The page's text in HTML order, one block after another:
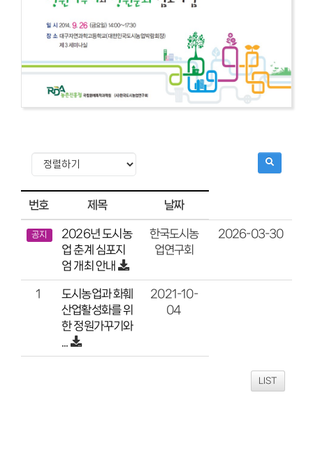
번호 제목 날짜
공지 2026년 도시농
업 춘계 심포지
엄 개최 안내
한국도시농
업연구회
2026-03-30
1
도시농업과 화훼
산업활성화를 위
한 정원가꾸기와
2021-10-
04
LIST